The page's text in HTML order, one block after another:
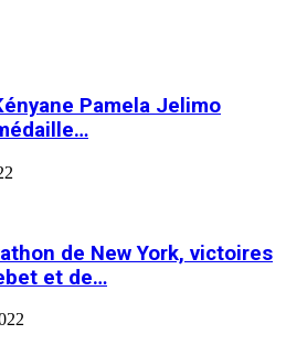
Pamela Jelimo
de New York, victoires
et de…